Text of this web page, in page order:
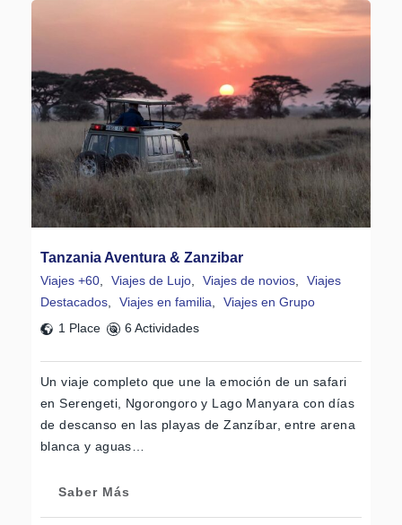
Tanzania Aventura & Zanzibar
Viajes +60, Viajes de Lujo, Viajes de novios,
Viajes
Destacados, Viajes en familia,
Viajes en Grupo
1 Place
6 Actividades
Un viaje completo que une la emoción de un safari
en Serengeti, Ngorongoro y Lago Manyara con días
de descanso en las playas de Zanzíbar, entre arena
blanca y aguas…
Saber Más